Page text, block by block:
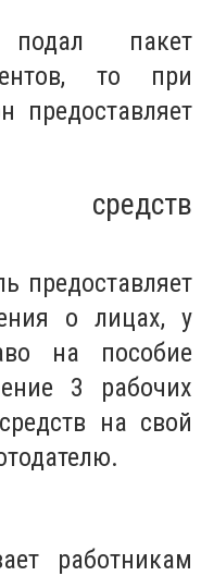
подал пакет
то при
предоставляет
средств
предоставляет
о лицах, у
на пособие
3 рабочих
на свой
работникам